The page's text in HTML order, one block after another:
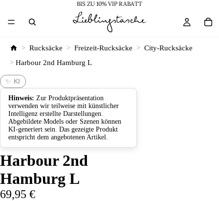
BIS ZU 10% VIP RABATT
> Rucksäcke > Freizeit-Rucksäcke > City-Rucksäcke
> Harbour 2nd Hamburg L
✨ KI
Hinweis: Zur Produktpräsentation
verwenden wir teilweise mit künstlicher
Intelligenz erstellte Darstellungen.
Abgebildete Models oder Szenen können
KI-generiert sein. Das gezeigte Produkt
entspricht dem angebotenen Artikel.
Harbour 2nd
Hamburg L
69,95 €